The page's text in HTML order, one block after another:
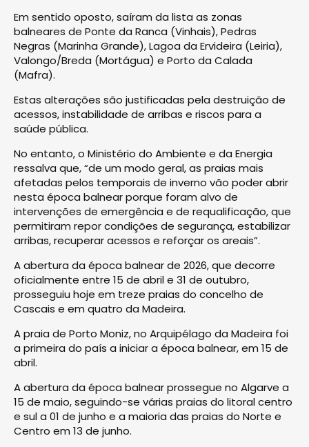
Em sentido oposto, saíram da lista as zonas
balneares de Ponte da Ranca (Vinhais), Pedras
Negras (Marinha Grande), Lagoa da Ervideira (Leiria),
Valongo/Breda (Mortágua) e Porto da Calada
(Mafra).
Estas alterações são justificadas pela destruição de
acessos, instabilidade de arribas e riscos para a
saúde pública.
No entanto, o Ministério do Ambiente e da Energia
ressalva que, “de um modo geral, as praias mais
afetadas pelos temporais de inverno vão poder abrir
nesta época balnear porque foram alvo de
intervenções de emergência e de requalificação, que
permitiram repor condições de segurança, estabilizar
arribas, recuperar acessos e reforçar os areais”.
A abertura da época balnear de 2026, que decorre
oficialmente entre 15 de abril e 31 de outubro,
prosseguiu hoje em treze praias do concelho de
Cascais e em quatro da Madeira.
A praia de Porto Moniz, no Arquipélago da Madeira foi
a primeira do país a iniciar a época balnear, em 15 de
abril.
A abertura da época balnear prossegue no Algarve a
15 de maio, seguindo-se várias praias do litoral centro
e sul a 01 de junho e a maioria das praias do Norte e
Centro em 13 de junho.